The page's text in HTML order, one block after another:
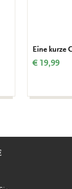
Eine kurze
€ 19,99